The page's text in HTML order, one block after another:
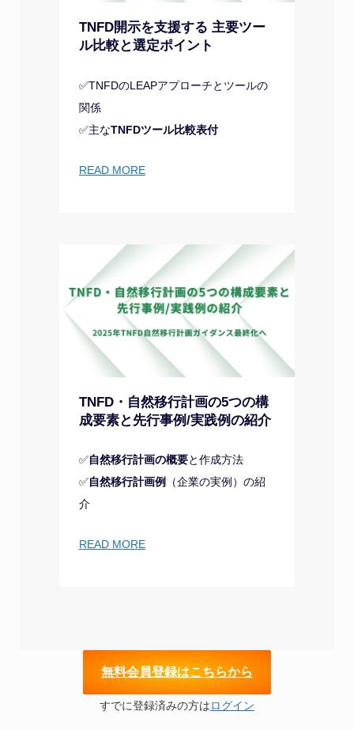
TNFD開示を支援する 主要ツー
ル比較と選定ポイント
✅TNFDのLEAPアプローチとツールの
関係
✅主なTNFDツール比較表付
READ MORE
TNFD・自然移行計画の5つの構
成要素と先行事例/実践例の紹介
✅自然移行計画の概要と作成方法
✅自然移行計画例
（企業の実例）の紹
介
READ MORE
無料会員登録はこちらから
すでに登録済みの方はログイン